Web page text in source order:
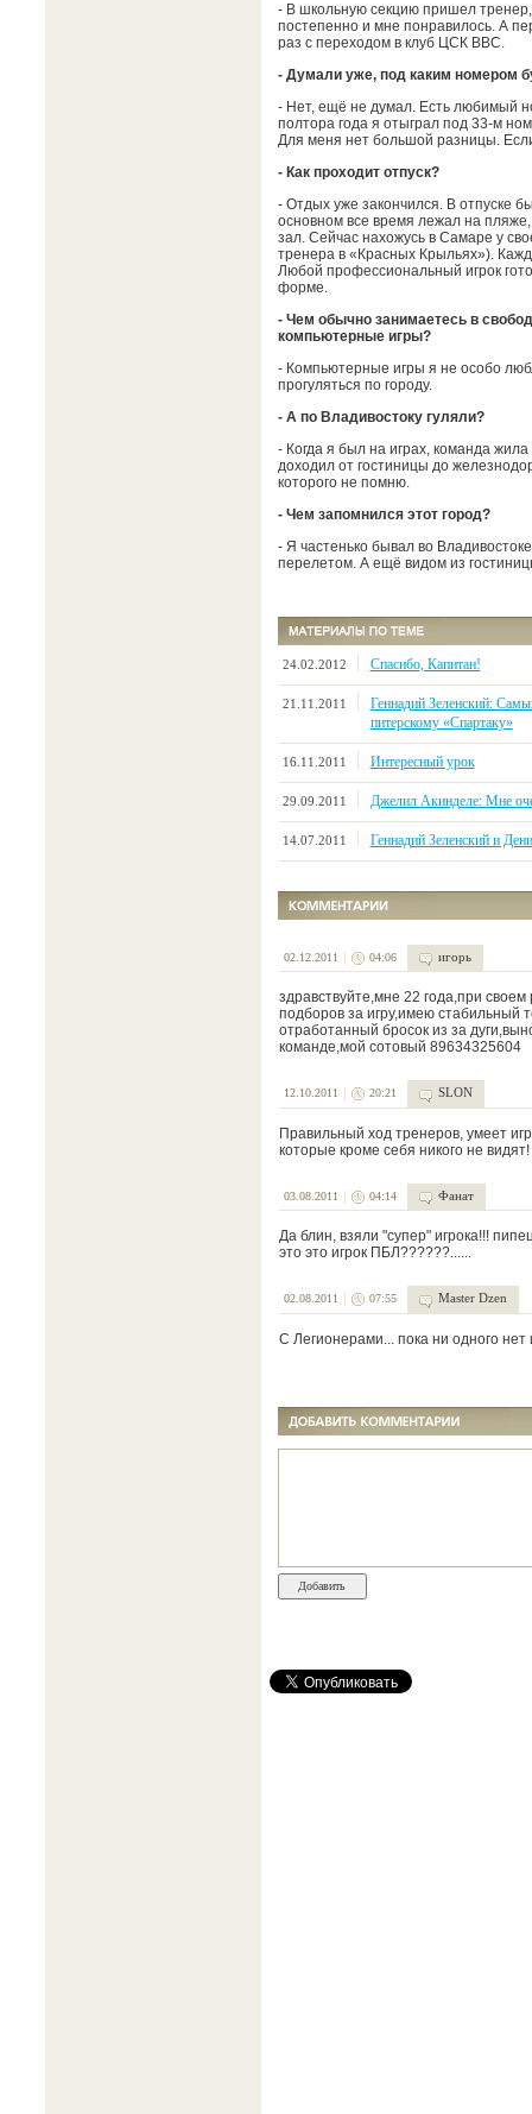
- В школьную секцию пришел
постепенно и мне понравилось. А
раз с переходом в клуб ЦСК ВВС.
- Думали уже, под каким номером
- Нет, ещё не думал. Есть любимый
полтора года я отыграл под 33-м
Для меня нет большой разницы.
- Как проходит отпуск?
- Отдых уже закончился. В отпуске
основном все время лежал на
зал. Сейчас нахожусь в Самаре у
тренера в «Красных Крыльях»).
Любой профессиональный игрок
форме.
- Чем обычно занимаетесь в
компьютерные игры?
- Компьютерные игры я не особо
прогуляться по городу.
- А по Владивостоку гуляли?
- Когда я был на играх, команда
доходил от гостиницы до
которого не помню.
- Чем запомнился этот город?
- Я частенько бывал во
перелетом. А ещё видом из
24.02.2012 Спасибо, Капитан!
21.11.2011
Геннадий Зеленский:
питерскому «Спартаку»
16.11.2011 Интересный урок
29.09.2011 Джелил Акинделе: Мне
14.07.2011 Геннадий Зеленский и
02.12.2011 04:06 игорь
здравствуйте,мне 22 года,при
подборов за игру,имею стабильный
отработанный бросок из за
команде,мой сотовый 89634325604
12.10.2011 20:21 SLON
Правильный ход тренеров, умеет
которые кроме себя никого не
03.08.2011 04:14 Фанат
Да блин, взяли "супер" игрока!!!
это это игрок ПБЛ??????......
02.08.2011 07:55 Master Dzen
С Легионерами... пока ни одного